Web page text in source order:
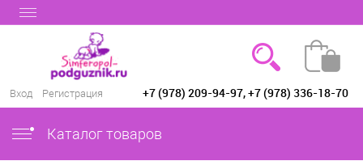
Вход Регистрация +7 (978) 209-94-97, +7 (978) 336-18-70
Каталог товаров